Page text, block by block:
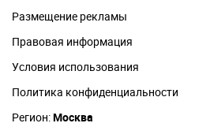
Размещение рекламы
Правовая информация
Условия использования
Политика конфиденциальности
Регион:Москва